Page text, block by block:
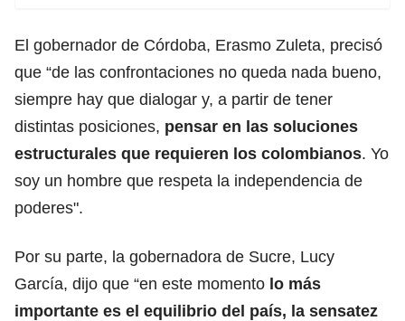
El gobernador de Córdoba, Erasmo Zuleta, precisó
que “de las confrontaciones no queda nada bueno,
siempre hay que dialogar y, a partir de tener
distintas posiciones, pensar en las soluciones
estructurales que requieren los colombianos. Yo
soy un hombre que respeta la independencia de
poderes".
Por su parte, la gobernadora de Sucre, Lucy
García, dijo que “en este momento lo más
importante es el equilibrio del país, la sensatez